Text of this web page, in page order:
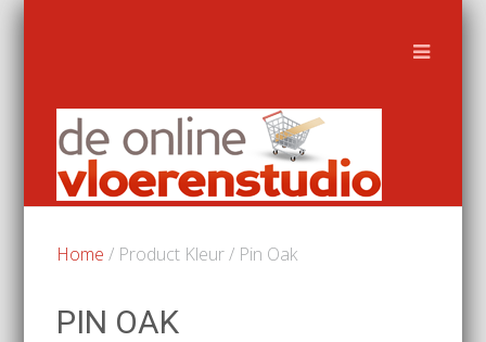
Home / Product Kleur / Pin Oak
PIN OAK